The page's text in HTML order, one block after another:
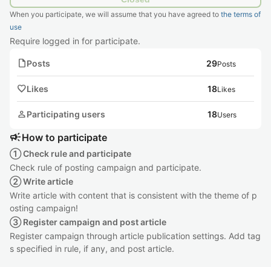
When you participate, we will assume that you have agreed to the terms of
use
Require logged in for participate.
notePosts 29Posts
favoriteLikes 18Likes
personParticipating users 18Users
campaignHow to participate
① Check rule and participate
Check rule of posting campaign and participate.
② Write article
Write article with content that is consistent with the theme of p
osting campaign!
③ Register campaign and post article
Register campaign through article publication settings. Add tag
s specified in rule, if any, and post article.